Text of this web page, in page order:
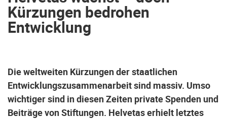
Kürzungen bedrohen
Entwicklung
Die weltweiten Kürzungen der staatlichen
Entwicklungszusammenarbeit sind massiv. Umso
wichtiger sind in diesen Zeiten private Spenden und
Beiträge von Stiftungen. Helvetas erhielt letztes